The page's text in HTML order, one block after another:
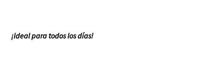
¡Ideal para todos los días!